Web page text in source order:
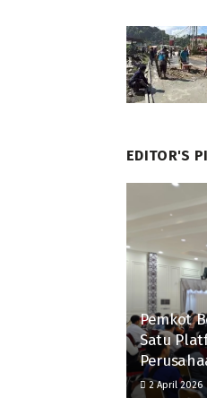
EDITOR'S
Pemkot
Satu
2 April 2026